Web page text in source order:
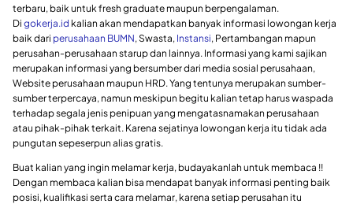
terbaru, baik untuk fresh graduate maupun berpengalaman.
Di gokerja.id kalian akan mendapatkan banyak informasi lowongan kerja
baik dari perusahaan BUMN, Swasta, Instansi, Pertambangan mapun
perusahan-perusahaan starup dan lainnya. Informasi yang kami sajikan
merupakan informasi yang bersumber dari media sosial perusahaan,
Website perusahaan maupun HRD. Yang tentunya merupakan sumber-
sumber terpercaya, namun meskipun begitu kalian tetap harus waspada
terhadap segala jenis penipuan yang mengatasnamakan perusahaan
atau pihak-pihak terkait. Karena sejatinya lowongan kerja itu tidak ada
pungutan sepeserpun alias gratis.
Buat kalian yang ingin melamar kerja, budayakanlah untuk membaca !!
Dengan membaca kalian bisa mendapat banyak informasi penting baik
posisi, kualifikasi serta cara melamar, karena setiap perusahan itu